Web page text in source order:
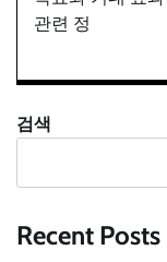
관련 정
검색
Recent Posts